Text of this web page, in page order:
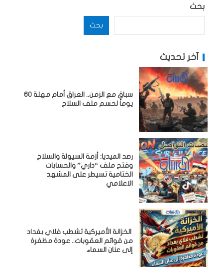
بحث
بحث
آخر تحديث
سباق مع الزمن.. العراق أمام مهلة 60
يوماً لحسم ملف السلاح
رصد الميديا: أزمة السيولة والسلاح
وفتح ملف “داري” والحسابات
الختامية تسيطر على المشهد
الاعلامي
الخزانة الأميركية تشطب فلاي بغداد
من قوائم العقوبات.. عودة مظفرة
إلى عنان السماء